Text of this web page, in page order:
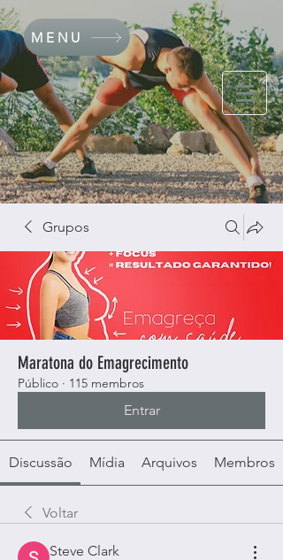
MENU
Grupos
Maratona do Emagrecimento
Público · 115 membros
Entrar
Discussão Mídia Arquivos Membros
Voltar
Steve Clark